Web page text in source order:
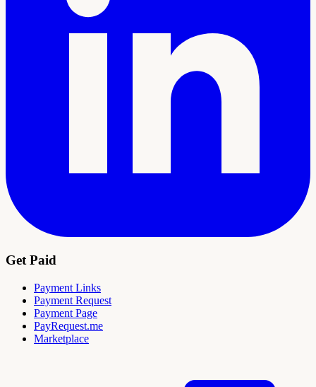
Get Paid
Payment Links
Payment Request
Payment Page
PayRequest.me
Marketplace